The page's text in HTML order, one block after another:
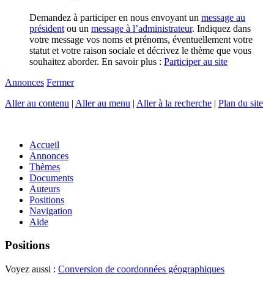
Demandez à participer en nous envoyant un message au
président ou un message à l’administrateur. Indiquez dans
votre message vos noms et prénoms, éventuellement votre
statut et votre raison sociale et décrivez le thème que vous
souhaitez aborder. En savoir plus : Participer au site
Annonces Fermer
Aller au contenu | Aller au menu | Aller à la recherche | Plan du site
Accueil
Annonces
Thèmes
Documents
Auteurs
Positions
Navigation
Aide
Positions
Voyez aussi : Conversion de coordonnées géographiques